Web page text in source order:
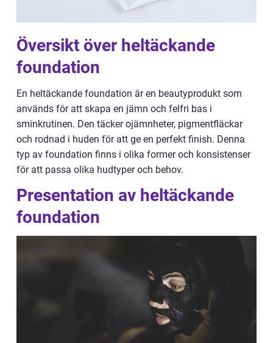
Översikt över heltäckande
foundation
En heltäckande foundation är en beautyprodukt som
används för att skapa en jämn och felfri bas i
sminkrutinen. Den täcker ojämnheter, pigmentfläckar
och rodnad i huden för att ge en perfekt finish. Denna
typ av foundation finns i olika former och konsistenser
för att passa olika hudtyper och behov.
Presentation av heltäckande
foundation